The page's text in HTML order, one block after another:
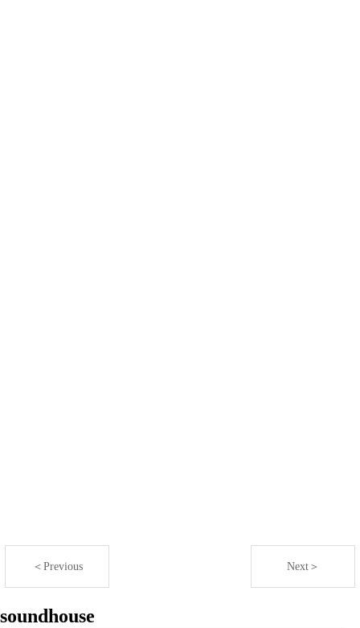
＜Previous Next＞
soundhouse